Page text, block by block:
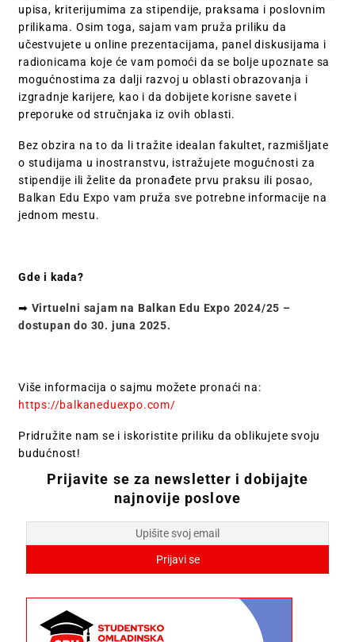
upisa, kriterijumima za stipendije, praksama i poslovnim
prilikama. Osim toga, sajam vam pruža priliku da
učestvujete u online prezentacijama, panel diskusijama i
radionicama koje će vam pomoći da se bolje upoznate sa
mogućnostima za dalji razvoj u oblasti obrazovanja i
izgradnje karijere, kao i da dobijete korisne savete i
preporuke od stručnjaka iz ovih oblasti.
Bez obzira na to da li tražite idealan fakultet, razmišljate
o studijama u inostranstvu, istražujete mogućnosti za
stipendije ili želite da pronađete prvu praksu ili posao,
Balkan Edu Expo vam pruža sve potrebne informacije na
jednom mestu.
Gde i kada?
➡ Virtuelni sajam na Balkan Edu Expo 2024/25 –
dostupan do 30. juna 2025.
Više informacija o sajmu možete pronaći na:
https://balkaneduexpo.com/
Pridružite nam se i iskoristite priliku da oblikujete svoju
budućnost!
Prijavite se za newsletter i dobijajte
najnovije poslove